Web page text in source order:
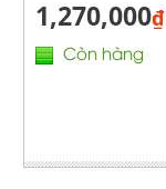
1,270,000₫
Còn hàng